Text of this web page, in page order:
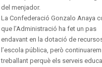
del menjador.
La Confederació Gonzalo Anaya
que l’Administració ha fet un pas
endavant en la dotació de
l’escola pública, però continuarem
treballant perquè els serveis